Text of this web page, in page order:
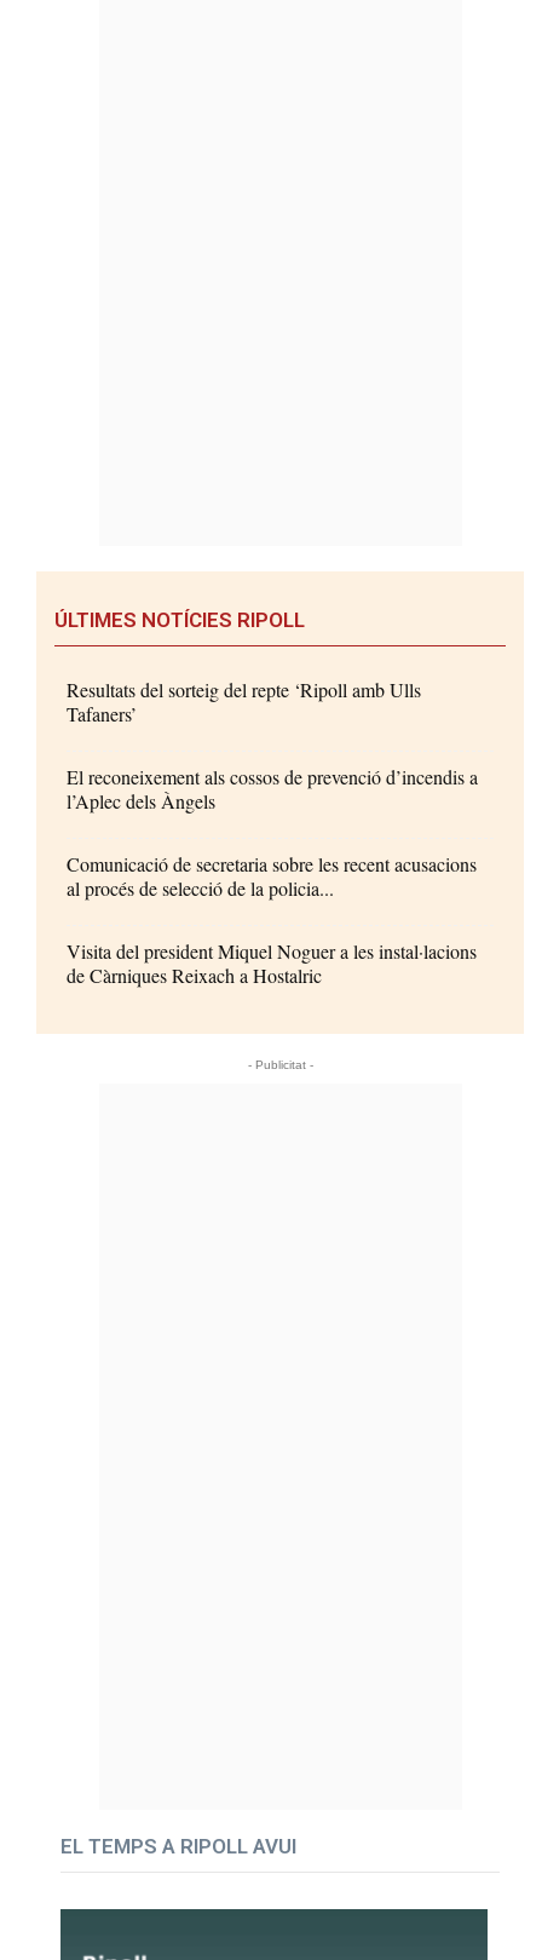
ÚLTIMES NOTÍCIES RIPOLL
Resultats del sorteig del repte ‘Ripoll amb Ulls
Tafaners’
El reconeixement als cossos de prevenció d’incendis a
l’Aplec dels Àngels
Comunicació de secretaria sobre les recent acusacions
al procés de selecció de la policia...
Visita del president Miquel Noguer a les instal·lacions
de Càrniques Reixach a Hostalric
- Publicitat -
EL TEMPS A RIPOLL AVUI